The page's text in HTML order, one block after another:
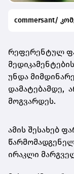
commersant/
რეფერენტულ
უნდა
დამატებამდე,
მოგვარდეს.
ამის შესახებ
ირაკლი